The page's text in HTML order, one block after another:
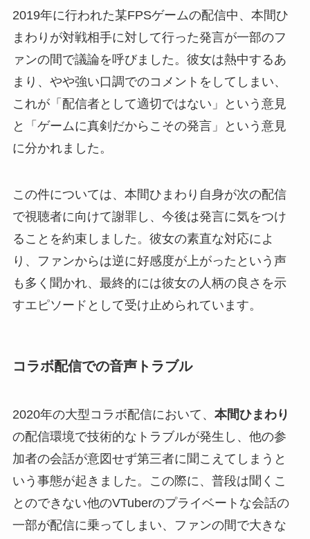
2019年に行われた某FPSゲームの配信中、本間ひ
まわりが対戦相手に対して行った発言が一部のフ
ァンの間で議論を呼びました。彼女は熱中するあ
まり、やや強い口調でのコメントをしてしまい、
これが「配信者として適切ではない」という意見
と「ゲームに真剣だからこその発言」という意見
に分かれました。
この件については、本間ひまわり自身が次の配信
で視聴者に向けて謝罪し、今後は発言に気をつけ
ることを約束しました。彼女の素直な対応によ
り、ファンからは逆に好感度が上がったという声
も多く聞かれ、最終的には彼女の人柄の良さを示
すエピソードとして受け止められています。
コラボ配信での音声トラブル
2020年の大型コラボ配信において、 本間ひまわり
の配信環境で技術的なトラブルが発生し、他の参
加者の会話が意図せず第三者に聞こえてしまうと
いう事態が起きました。この際に、普段は聞くこ
とのできない他のVTuberのプライベートな会話の
一部が配信に乗ってしまい、ファンの間で大きな